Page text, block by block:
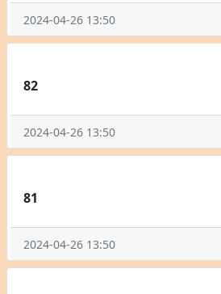
2024-04-26 13:50
82
2024-04-26 13:50
81
2024-04-26 13:50